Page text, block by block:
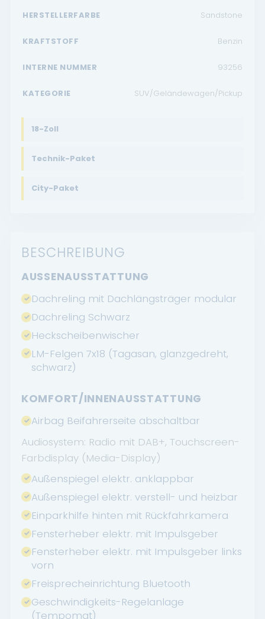
HERSTELLERFARBE Sandstone
KRAFTSTOFF Benzin
INTERNE NUMMER 93256
KATEGORIE SUV/Geländewagen/Pickup
18-Zoll
Technik-Paket
City-Paket
BESCHREIBUNG
AUSSENAUSSTATTUNG
Dachreling mit Dachlängsträger modular
Dachreling Schwarz
Heckscheibenwischer
LM-Felgen 7x18 (Tagasan, glanzgedreht,
schwarz)
KOMFORT/INNENAUSSTATTUNG
Airbag Beifahrerseite abschaltbar
Audiosystem: Radio mit DAB+, Touchscreen-
Farbdisplay (Media-Display)
Außenspiegel elektr. anklappbar
Außenspiegel elektr. verstell- und heizbar
Einparkhilfe hinten mit Rückfahrkamera
Fensterheber elektr. mit Impulsgeber
Fensterheber elektr. mit Impulsgeber links
vorn
Freisprecheinrichtung Bluetooth
Geschwindigkeits-Regelanlage
(Tempomat)